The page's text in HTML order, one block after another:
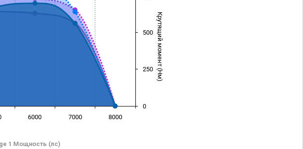
Крутящий момент (Нм)
1 Мощность (лс)
6000 7000 8000
0
250
500